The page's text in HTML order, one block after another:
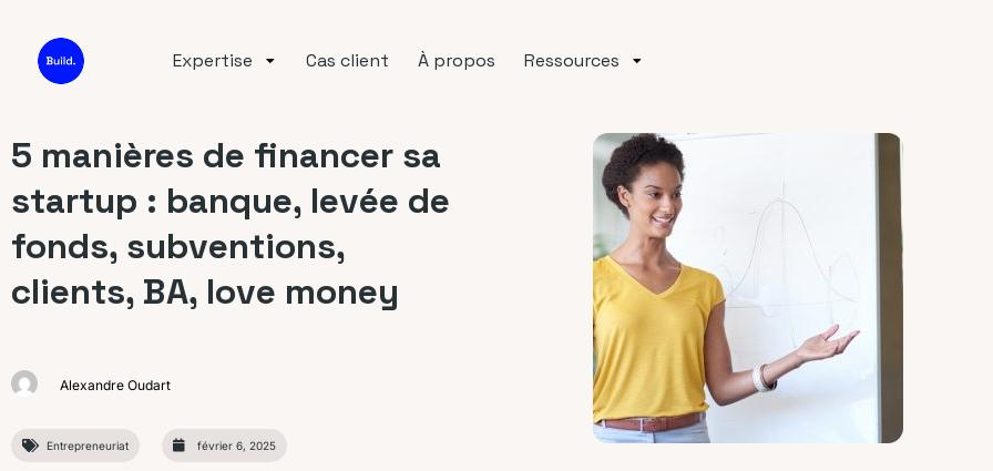
Expertise Cas client À propos Ressources
5 manières de financer sa
startup : banque, levée de
fonds, subventions,
clients, BA, love money
Alexandre Oudart
Entrepreneuriat février 6, 2025